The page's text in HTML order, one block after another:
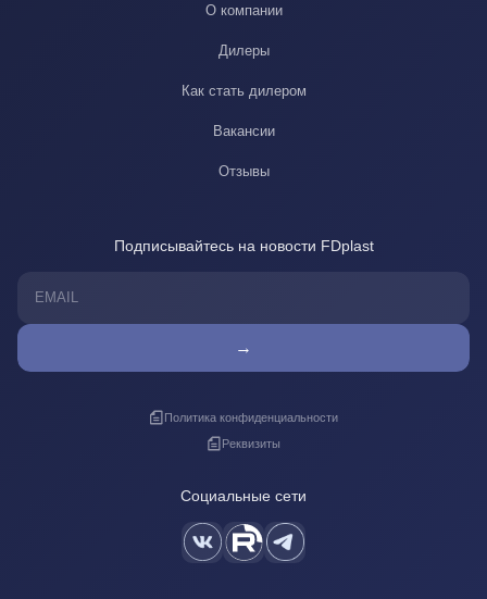
О компании
Дилеры
Как стать дилером
Вакансии
Отзывы
Подписывайтесь на новости FDplast
→
Политика конфиденциальности
Реквизиты
Социальные сети